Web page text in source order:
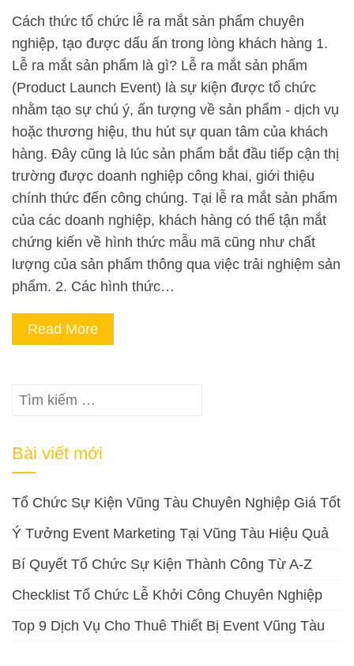
Cách thức tổ chức lễ ra mắt sản phẩm chuyên
nghiệp, tạo được dấu ấn trong lòng khách hàng 1.
Lễ ra mắt sản phẩm là gì? Lễ ra mắt sản phẩm
(Product Launch Event) là sự kiện được tổ chức
nhằm tạo sự chú ý, ấn tượng về sản phẩm - dịch vụ
hoặc thương hiệu, thu hút sự quan tâm của khách
hàng. Đây cũng là lúc sản phẩm bắt đầu tiếp cận thị
trường được doanh nghiệp công khai, giới thiệu
chính thức đến công chúng. Tại lễ ra mắt sản phẩm
của các doanh nghiệp, khách hàng có thể tận mắt
chứng kiến về hình thức mẫu mã cũng như chất
lượng của sản phẩm thông qua việc trải nghiệm sản
phẩm. 2. Các hình thức…
Read More
Tìm
Bài viết mới
Tổ Chức Sự Kiện Vũng Tàu Chuyên Nghiệp Giá Tốt
Ý Tưởng Event Marketing Tại Vũng Tàu Hiệu Quả
Bí Quyết Tổ Chức Sự Kiện Thành Công Từ A-Z
Checklist Tổ Chức Lễ Khởi Công Chuyên Nghiệp
Top 9 Dịch Vụ Cho Thuê Thiết Bị Event Vũng Tàu